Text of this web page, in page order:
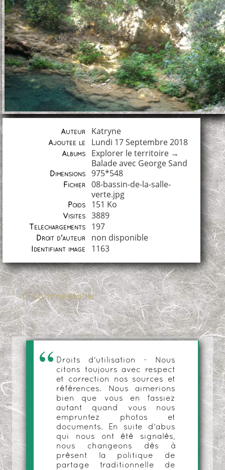
Auteur Katryne
Ajoutée le Lundi 17 Septembre 2018
Albums Explorer le territoire→
Balade avec George Sand
Dimensions 975*548
Fichier
08-bassin-de-la-salle-
verte.jpg
Poids 151 Ko
Visites 3889
Téléchargements 197
Droit d'auteur non disponible
Identifiant image 1163
0 commentaire
Droits d'utilisation - Nous
citons toujours avec respect
et correction nos sources et
références. Nous aimerions
bien que vous en fassiez
autant quand vous nous
empruntez photos et
documents. En suite d'abus
qui nous ont été signalés,
nous changeons dès à
présent la politique de
partage traditionnelle de